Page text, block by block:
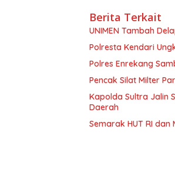
Berita Terkait
UNIMEN Tambah
Polresta Kendari
Polres Enrekang
Pencak Silat Milter
Kapolda Sultra Jalin
Daerah
Semarak HUT RI dan